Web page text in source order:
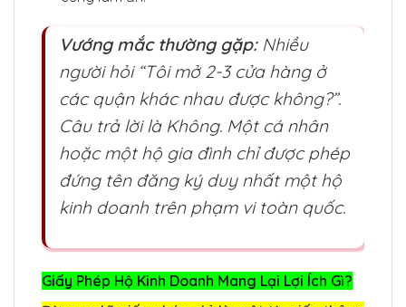
Vướng mắc thường gặp:Nhiều
người hỏi “Tôi mở 2-3 cửa hàng ở
các quận khác nhau được không?”.
Câu trả lời là Không. Một cá nhân
hoặc một hộ gia đình chỉ được phép
đứng tên đăng ký duy nhất một hộ
kinh doanh trên phạm vi toàn quốc.
Giấy Phép Hộ Kinh Doanh Mang Lại Lợi Ích Gì?